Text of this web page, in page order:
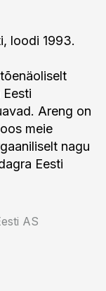
loodi 1993.
Areng on
meie
nagu
Eesti
AS